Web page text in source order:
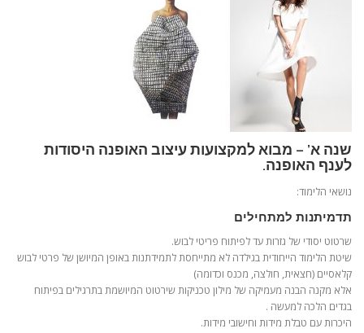
שנה א’ – מבוא למקצועות עיצוב האופנה היסודות
לענף האופנה.
נושאי הלימוד:
תדמיתנות למתחילים
שרטוט יסודי של גזרות עד לפיתוח פריטי לבוש.
שיטת הלימוד הייחודית בגילדה לא מתייחסת לתמידתנות באופן המיושן של פרטי לבוש
קלאסיים (חצאית, חולצה, מכנס וכדומה)
אלא מקנה הבנה מעמיקה של מילון טכניקות שירטוט המיושמת בתרגילים בפיתוח
בגדים הלכה למעשה .
היכרות עם טבלת מידות וחישובי מידות.